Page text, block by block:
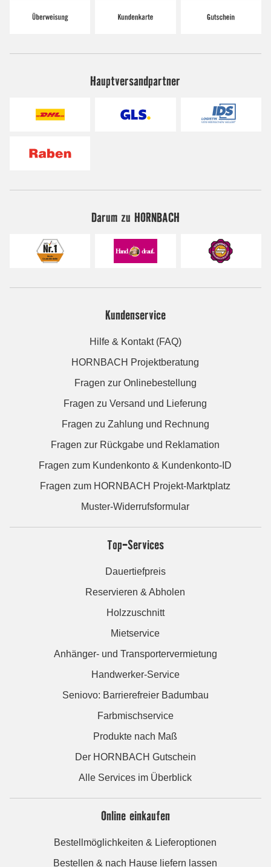
Hauptversandpartner
Darum zu HORNBACH
Kundenservice
Hilfe & Kontakt (FAQ)
HORNBACH Projektberatung
Fragen zur Onlinebestellung
Fragen zu Versand und Lieferung
Fragen zu Zahlung und Rechnung
Fragen zur Rückgabe und Reklamation
Fragen zum Kundenkonto & Kundenkonto-ID
Fragen zum HORNBACH Projekt-Marktplatz
Muster-Widerrufsformular
Top-Services
Dauertiefpreis
Reservieren & Abholen
Holzzuschnitt
Mietservice
Anhänger- und Transportervermietung
Handwerker-Service
Seniovo: Barrierefreier Badumbau
Farbmischservice
Produkte nach Maß
Der HORNBACH Gutschein
Alle Services im Überblick
Online einkaufen
Bestellmöglichkeiten & Lieferoptionen
Bestellen & nach Hause liefern lassen